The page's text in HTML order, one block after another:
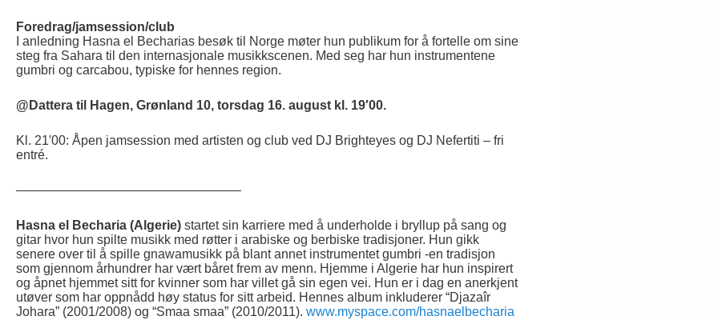
Foredrag/jamsession/club
I anledning Hasna el Becharias besøk til Norge møter hun publikum for å fortelle om sine
steg fra Sahara til den internasjonale musikkscenen. Med seg har hun instrumentene
gumbri og carcabou, typiske for hennes region.
@Dattera til Hagen, Grønland 10, torsdag 16. august kl. 19′00.
Kl. 21′00: Åpen jamsession med artisten og club ved DJ Brighteyes og DJ Nefertiti – fri
entré.
—————————————————–
Hasna el Becharia (Algerie) startet sin karriere med å underholde i bryllup på sang og
gitar hvor hun spilte musikk med røtter i arabiske og berbiske tradisjoner. Hun gikk
senere over til å spille gnawamusikk på blant annet instrumentet gumbri -en tradisjon
som gjennom århundrer har vært båret frem av menn. Hjemme i Algerie har hun inspirert
og åpnet hjemmet sitt for kvinner som har villet gå sin egen vei. Hun er i dag en anerkjent
utøver som har oppnådd høy status for sitt arbeid. Hennes album inkluderer “Djazaîr
Johara” (2001/2008) og “Smaa smaa” (2010/2011).www.myspace.com/hasnaelbecharia